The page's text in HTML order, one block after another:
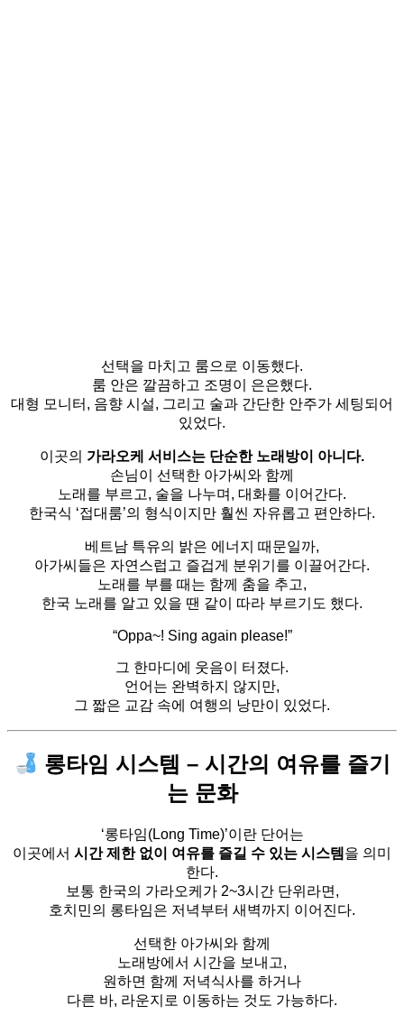
선택을 마치고 룸으로 이동했다.
룸 안은 깔끔하고 조명이 은은했다.
대형 모니터, 음향 시설, 그리고 술과 간단한 안주가 세팅되어
있었다.
이곳의 가라오케 서비스는 단순한 노래방이 아니다.
손님이 선택한 아가씨와 함께
노래를 부르고, 술을 나누며, 대화를 이어간다.
한국식 ‘접대룸’의 형식이지만 훨씬 자유롭고 편안하다.
베트남 특유의 밝은 에너지 때문일까,
아가씨들은 자연스럽고 즐겁게 분위기를 이끌어간다.
노래를 부를 때는 함께 춤을 추고,
한국 노래를 알고 있을 땐 같이 따라 부르기도 했다.
“Oppa~! Sing again please!”
그 한마디에 웃음이 터졌다.
언어는 완벽하지 않지만,
그 짧은 교감 속에 여행의 낭만이 있었다.
롱타임 시스템 – 시간의 여유를 즐기
는 문화
‘롱타임(Long Time)’이란 단어는
이곳에서 시간 제한 없이 여유를 즐길 수 있는 시스템 을 의미
한다.
보통 한국의 가라오케가 2~3시간 단위라면,
호치민의 롱타임은 저녁부터 새벽까지 이어진다.
선택한 아가씨와 함께
노래방에서 시간을 보내고,
원하면 함께 저녁식사를 하거나
다른 바, 라운지로 이동하는 것도 가능하다.